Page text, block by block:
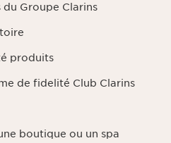
Groupe Clarins
produits
de fidelité Club Clarins
boutique ou un spa